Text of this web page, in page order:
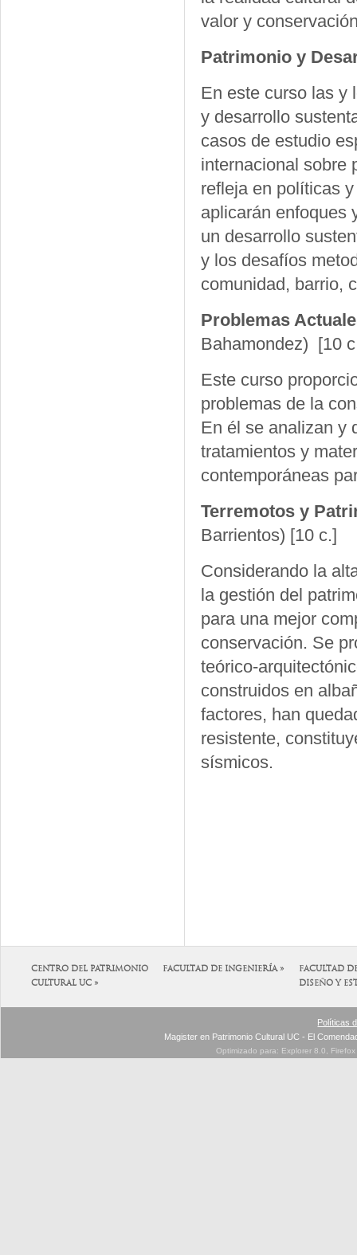
valor y
Patrimonio y
En este curso las y
y desarrollo
casos de estudio
internacional sobre
refleja en políticas
aplicarán enfoques
un desarrollo
y los desafíos
comunidad, barrio,
Problemas
Bahamondez) [10
Este curso
problemas de la
En él se analizan y
tratamientos y
contemporáneas
Terremotos y
Barrientos) [10 c.]
Considerando la
la gestión del
para una mejor
conservación. Se
teórico-
construidos en
factores, han
resistente,
sísmicos.
CENTRO DEL PATRIMONIO
CULTURAL UC »
FACULTAD DE INGENIERÍA »
FACULTAD
DISEÑO Y
Políticas
Magister en Patrimonio Cultural UC - El
Optimizado para: Explorer 8.0,